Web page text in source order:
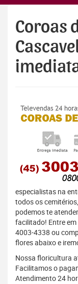
Coroas
especialistas na
todos os
podemos te
facilitado! Entre
4003-4338 ou
flores abaixo e
Nossa floricultura
Facilitamos o
Atendimento 24